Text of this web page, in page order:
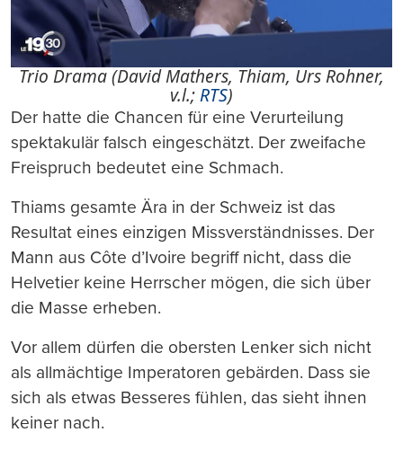
Trio Drama (David Mathers, Thiam, Urs Rohner,
v.l.;RTS)
Der hatte die Chancen für eine Verurteilung
spektakulär falsch eingeschätzt. Der zweifache
Freispruch bedeutet eine Schmach.
Thiams gesamte Ära in der Schweiz ist das
Resultat eines einzigen Missverständnisses. Der
Mann aus Côte d’Ivoire begriff nicht, dass die
Helvetier keine Herrscher mögen, die sich über
die Masse erheben.
Vor allem dürfen die obersten Lenker sich nicht
als allmächtige Imperatoren gebärden. Dass sie
sich als etwas Besseres fühlen, das sieht ihnen
keiner nach.